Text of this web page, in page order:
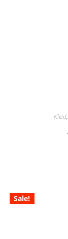
Kleid,
Sale!